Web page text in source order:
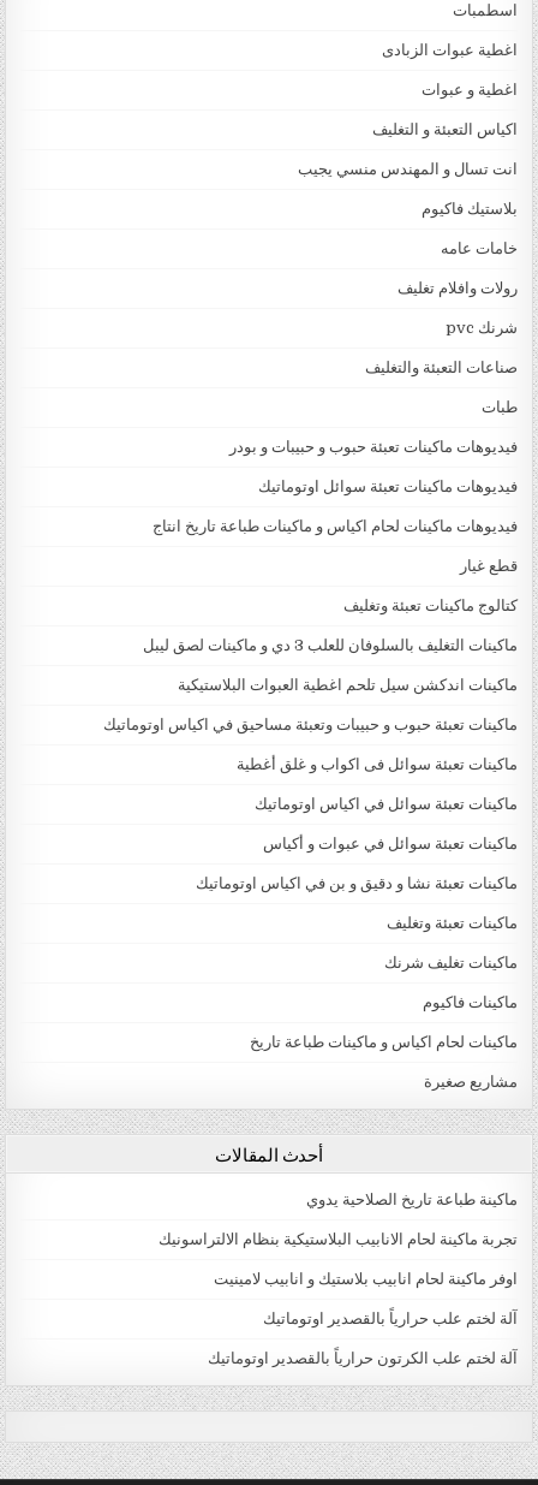
اسطمبات
اغطية عبوات الزبادى
اغطية و عبوات
اكياس التعبئة و التغليف
انت تسال و المهندس منسي يجيب
بلاستيك فاكيوم
خامات عامه
رولات وافلام تغليف
شرنك pvc
صناعات التعبئة والتغليف
طبات
فيديوهات ماكينات تعبئة حبوب و حبيبات و بودر
فيديوهات ماكينات تعبئة سوائل اوتوماتيك
فيديوهات ماكينات لحام اكياس و ماكينات طباعة تاريخ انتاج
قطع غيار
كتالوج ماكينات تعبئة وتغليف
ماكينات التغليف بالسلوفان للعلب 3 دي و ماكينات لصق ليبل
ماكينات اندكشن سيل تلحم اغطية العبوات البلاستيكية
ماكينات تعبئة حبوب و حبيبات وتعبئة مساحيق في اكياس اوتوماتيك
ماكينات تعبئة سوائل فى اكواب و غلق أغطية
ماكينات تعبئة سوائل في اكياس اوتوماتيك
ماكينات تعبئة سوائل في عبوات و أكياس
ماكينات تعبئة نشا و دقيق و بن في اكياس اوتوماتيك
ماكينات تعبئة وتغليف
ماكينات تغليف شرنك
ماكينات فاكيوم
ماكينات لحام اكياس و ماكينات طباعة تاريخ
مشاريع صغيرة
أحدث المقالات
ماكينة طباعة تاريخ الصلاحية يدوي
تجربة ماكينة لحام الانابيب البلاستيكية بنظام الالتراسونيك
اوفر ماكينة لحام انابيب بلاستيك و انابيب لامينيت
آلة لختم علب حرارياً بالقصدير اوتوماتيك
آلة لختم علب الكرتون حرارياً بالقصدير اوتوماتيك
male enlargement pills